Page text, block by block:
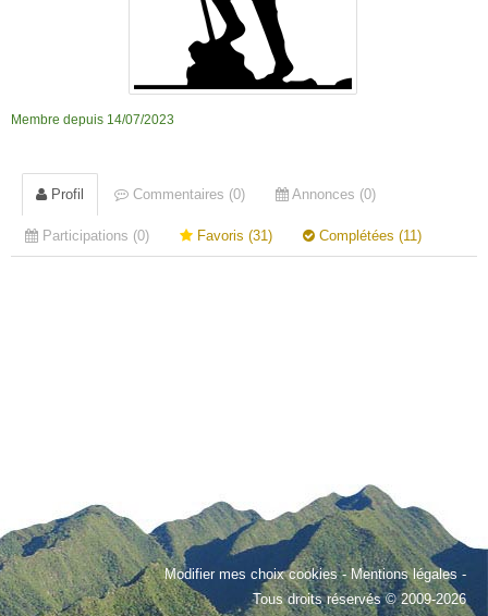
Membre depuis 14/07/2023
Profil Commentaires (0) Annonces (0)
Participations (0) Favoris (31) Complétées (11)
Modifier mes choix cookies-Mentions légales -
Tous droits réservés © 2009-2026